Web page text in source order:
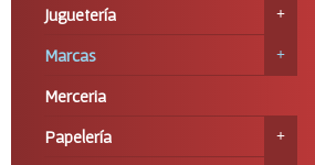
Juguetería
Marcas
Merceria
Papelería